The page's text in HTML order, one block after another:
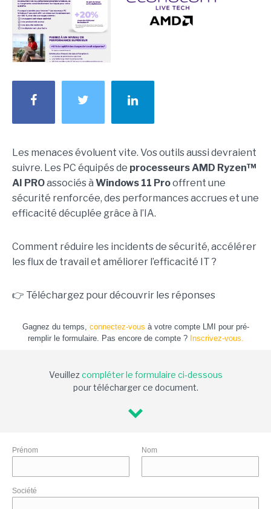
Les menaces évoluent vite. Vos outils aussi devraient
suivre. Les PC équipés de processeurs AMD Ryzen™
AI PROassociés à Windows 11 Prooffrent une
sécurité renforcée, des performances accrues et une
efficacité décuplée grâce à l’IA.
Comment réduire les incidents de sécurité, accélérer
les flux de travail et améliorer l’efficacité IT ?
👉 Téléchargez pour découvrir les réponses
Gagnez du temps, connectez-vous à votre compte LMI pour pré-
remplir le formulaire. Pas encore de compte ? Inscrivez-vous.
Veuillezcompléter le formulaire ci-dessous
pour télécharger ce document.
Prénom Nom
Société